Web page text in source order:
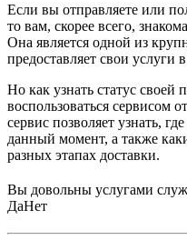
Если вы отправляете или
то вам, скорее всего,
Она является одной из
предоставляет свои услуги
Но как узнать статус
воспользоваться сервисом
сервис позволяет узнать,
данный момент, а также
разных этапах доставки.
Вы довольны услугами
ДаНет